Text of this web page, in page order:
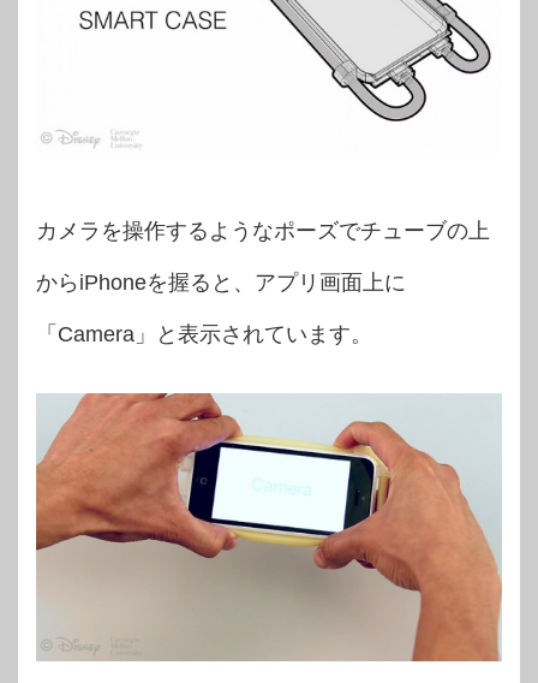
カメラを操作するようなポーズでチューブの上
からiPhoneを握ると、アプリ画面上に
「Camera」と表示されています。